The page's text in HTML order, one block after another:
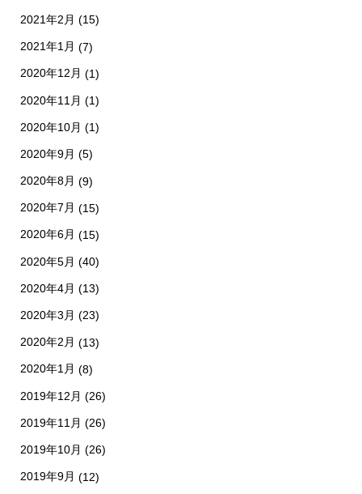
2021年2月 (15)
2021年1月 (7)
2020年12月 (1)
2020年11月 (1)
2020年10月 (1)
2020年9月 (5)
2020年8月 (9)
2020年7月 (15)
2020年6月 (15)
2020年5月 (40)
2020年4月 (13)
2020年3月 (23)
2020年2月 (13)
2020年1月 (8)
2019年12月 (26)
2019年11月 (26)
2019年10月 (26)
2019年9月 (12)